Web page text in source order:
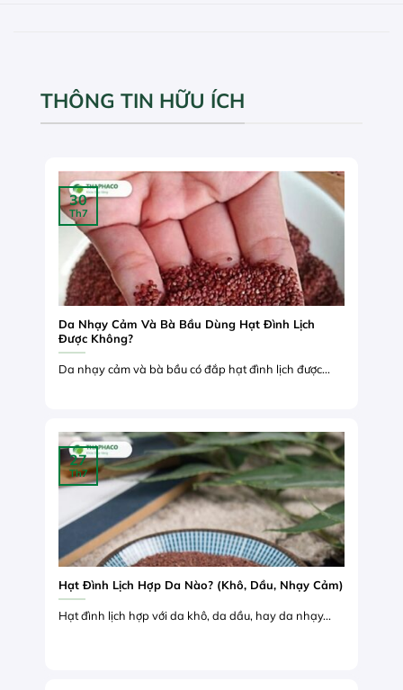
THÔNG TIN HỮU ÍCH
Da Nhạy Cảm Và Bà Bầu Dùng Hạt Đình Lịch
Được Không?
Da nhạy cảm và bà bầu có đắp hạt đình lịch được...
30
Th7
Hạt Đình Lịch Hợp Da Nào? (Khô, Dầu, Nhạy Cảm)
Hạt đình lịch hợp với da khô, da dầu, hay da nhạy...
27
Th7